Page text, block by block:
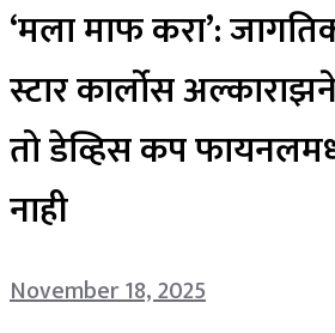
‘मला माफ करा’:
स्टार कार्लोस
तो डेव्हिस कप
नाही
November 18, 2025